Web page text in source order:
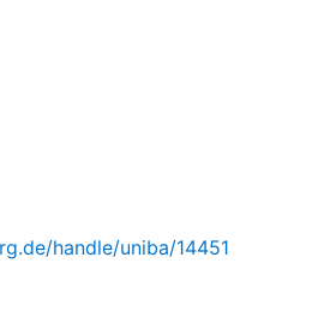
handle/uniba/14451